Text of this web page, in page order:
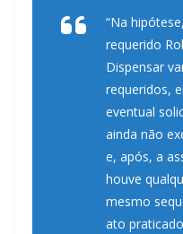
“Na
requerido
Dispensar
requeridos,
eventual
ainda não
e, após, a
houve
mesmo
ato